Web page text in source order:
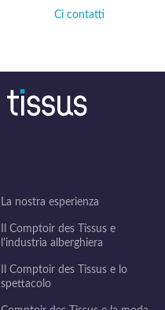
Ci contatti
La nostra esperienza
Il Comptoir des Tissus e
l'industria alberghiera
Il Comptoir des Tissus e lo
spettacolo